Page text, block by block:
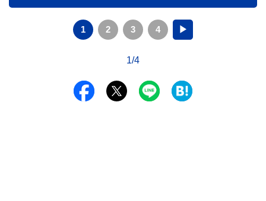
1 2 3 4 ▶
1/4